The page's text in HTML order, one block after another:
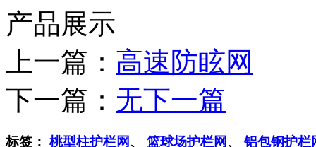
产品展示
上一篇： 高速防眩网
下一篇： 无下一篇
标签： 桃型柱护栏网 、 篮球场护栏网 、铝包钢护栏